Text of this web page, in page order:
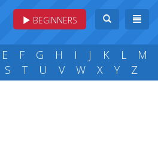
BEGINNERS
E F G H I J K L
M
S T U V W X Y Z